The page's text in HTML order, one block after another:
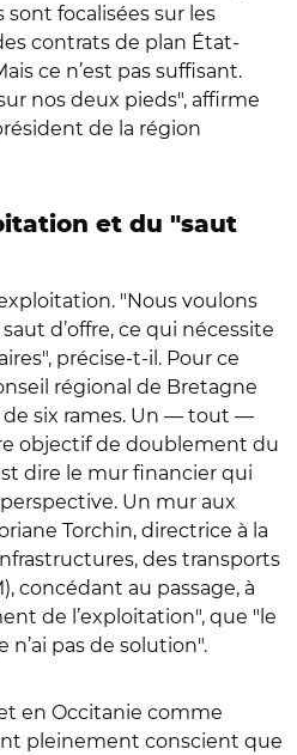
focalisées sur les
contrats de plan État-
ce n’est pas suffisant.
nos deux pieds", affirme
de la région
et du "saut
"Nous voulons
d’offre, ce qui nécessite
précise-t-il. Pour ce
régional de Bretagne
de six rames. Un — tout —
objectif de doublement du
dire le mur financier qui
Un mur aux
Torchin, directrice à la
des transports
concédant au passage, à
de l’exploitation", que "le
pas de solution".
en Occitanie comme
pleinement conscient que